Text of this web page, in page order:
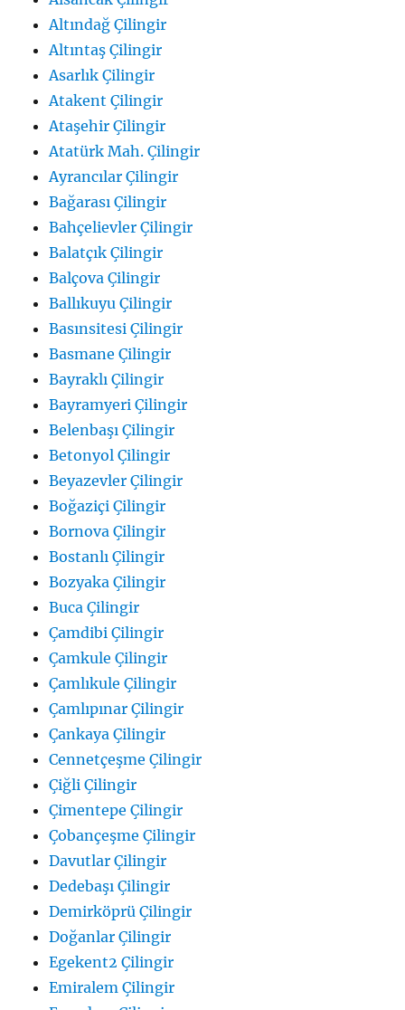
Altındağ Çilingir
Altıntaş Çilingir
Asarlık Çilingir
Atakent Çilingir
Ataşehir Çilingir
Atatürk Mah. Çilingir
Ayrancılar Çilingir
Bağarası Çilingir
Bahçelievler Çilingir
Balatçık Çilingir
Balçova Çilingir
Ballıkuyu Çilingir
Basınsitesi Çilingir
Basmane Çilingir
Bayraklı Çilingir
Bayramyeri Çilingir
Belenbaşı Çilingir
Betonyol Çilingir
Beyazevler Çilingir
Boğaziçi Çilingir
Bornova Çilingir
Bostanlı Çilingir
Bozyaka Çilingir
Buca Çilingir
Çamdibi Çilingir
Çamkule Çilingir
Çamlıkule Çilingir
Çamlıpınar Çilingir
Çankaya Çilingir
Cennetçeşme Çilingir
Çiğli Çilingir
Çimentepe Çilingir
Çobançeşme Çilingir
Davutlar Çilingir
Dedebaşı Çilingir
Demirköprü Çilingir
Doğanlar Çilingir
Egekent2 Çilingir
Emiralem Çilingir